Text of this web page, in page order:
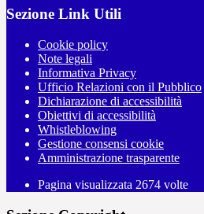
Sezione Link Utili
Cookie policy
Note legali
Informativa Privacy
Ufficio Relazioni con il Pubblico
Dichiarazione di accessibilità
Obiettivi di accessibilità
Whistleblowing
Gestione consensi cookie
Amministrazione trasparente
Pagina visualizzata 2674 volte